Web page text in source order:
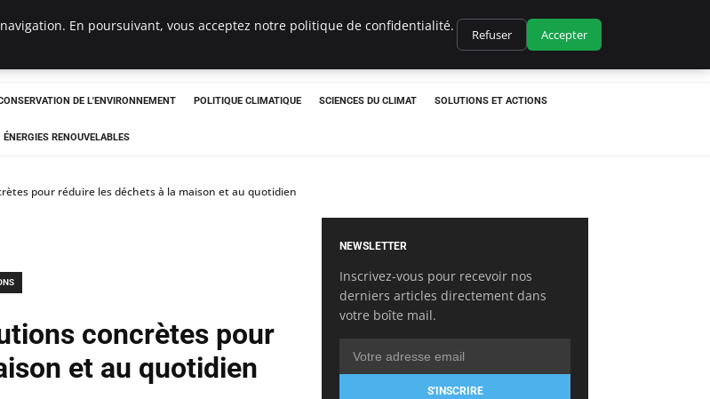
DE L'ENVIRONNEMENT POLITIQUE CLIMATIQUE SCIENCES DU CLIMAT SOLUTIONS ET ACTIONS
ÉNERGIES RENOUVELABLES
pour réduire les déchets à la maison et au quotidien
concrètes pour
et au quotidien
NEWSLETTER
Inscrivez-vous pour recevoir nos
derniers articles directement dans
votre boîte mail.
S'INSCRIRE
En poursuivant, vous acceptez notre politique de confidentialité.
Refuser Accepter